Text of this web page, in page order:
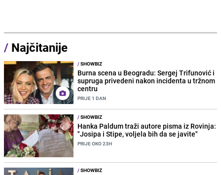
/ Najčitanije
/SHOWBIZ
Burna scena u Beogradu: Sergej Trifunović i
supruga privedeni nakon incidenta u tržnom
centru
PRIJE 1 DAN
/SHOWBIZ
Hanka Paldum traži autore pisma iz Rovinja:
"Josipa i Stipe, voljela bih da se javite"
PRIJE OKO 23H
/SHOWBIZ